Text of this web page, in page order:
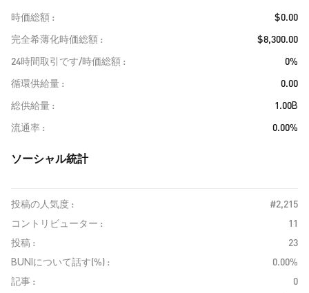
時価総額
$0.00
完全希薄化時価総額
$8,300.00
24時間取引です/時価総額
0%
循環供給量
0.00
総供給量
1.00B
流通率
0.00%
ソーシャル統計
投稿の人気度 :
#2,215
コントリビューター :
11
投稿 :
23
BUNIについて話す(%) :
0.00%
記事 :
0